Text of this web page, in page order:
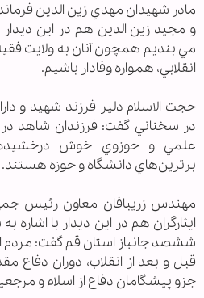
و مجيد زين الدين هم در اين ديدار
مي بنديم همچون آنان به ولايت
انقلابي، همواره وفادار باشيم.
حجت الاسلام دلير فرزند شهيد و
در سخناني گفت: فرزندان شاهد
علمي و حوزوي خوش
برترين‌هاي دانشگاه و حوزه هستند.
مهندس زريبافان معاون رئيس
ششصد جانباز استان قم گفت:
قبل و بعد از انقلاب، دوران
جزو پيشگامان دفاع از اسلام و